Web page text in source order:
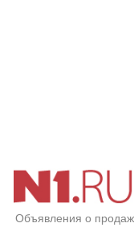
Объявления о